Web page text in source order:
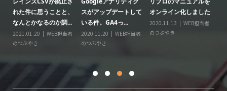
れた件に思うことと、
なんとかなるのか調...
2021.01.20
WEB担当者
のつぶやき
スがアップデートして
いる件。GA4っ...
2020.11.20
WEB担当者
のつぶやき
オンライン化しました
2020.11.13
WEB担当者
のつぶやき